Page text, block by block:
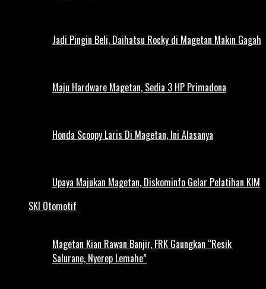
Jadi Pingin Beli, Daihatsu Rocky di Magetan Makin Gagah
Maju Hardware Magetan, Sedia 3 HP Primadona
Honda Scoopy Laris Di Magetan, Ini Alasanya
Upaya Majukan Magetan, Diskominfo Gelar Pelatihan KIM
SKI Otomotif
Magetan Kian Rawan Banjir, FRK Gaungkan “Resik
Salurane, Nyerep Lemahe”